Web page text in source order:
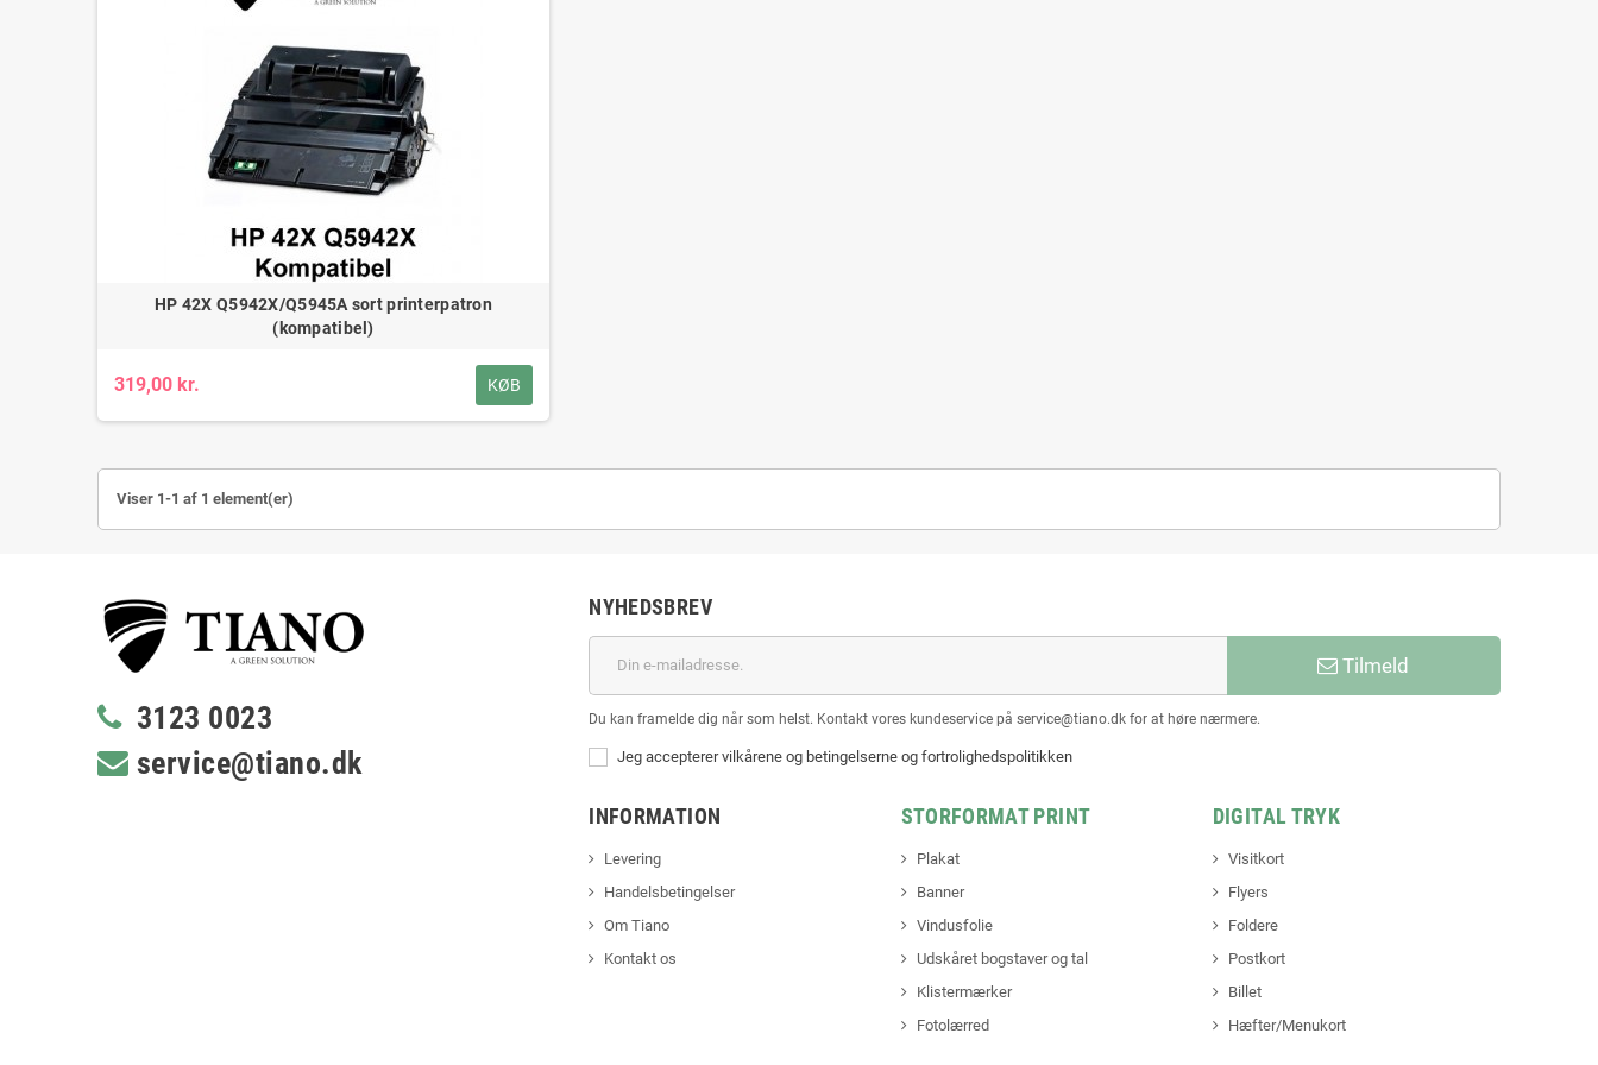
HP 42X Q5942X/Q5945A sort printerpatron
(kompatibel)
319,00 kr. KØB
Viser 1-1 af 1 element(er)
3123 0023
service@tiano.dk
NYHEDSBREV
Tilmeld
Du kan framelde dig når som helst. Kontakt vores kundeservice på service@tiano.dk for at høre nærmere.
Jeg accepterer vilkårene og betingelserne og fortrolighedspolitikken
INFORMATION
Levering
Handelsbetingelser
Om Tiano
Kontakt os
STORFORMAT PRINT
Plakat
Banner
Vindusfolie
Udskåret bogstaver og tal
Klistermærker
Fotolærred
DIGITAL TRYK
Visitkort
Flyers
Foldere
Postkort
Billet
Hæfter/Menukort